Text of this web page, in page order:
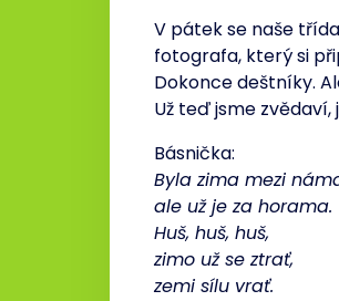
V pátek se naše
fotografa, který si
Dokonce deštníky.
Už teď jsme
Básnička:
Byla zima mezi
ale už je za horama.
Huš, huš, huš,
zimo už se ztrať,
zemi sílu vrať.